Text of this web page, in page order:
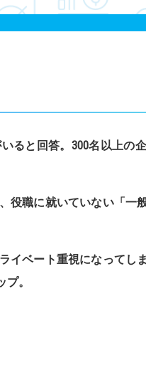
ると回答。 300名以上の
役職に就いていない「一
イベート重視になってし
。